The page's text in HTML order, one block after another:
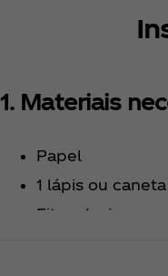
1. Materiais
Papel
1 lápis ou caneta
Fita adesiva